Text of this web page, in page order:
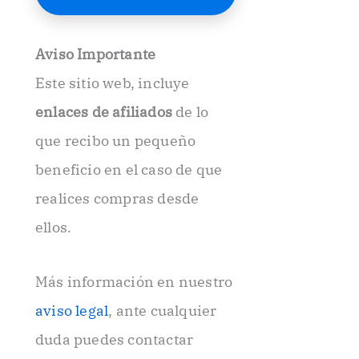
E
c
t
r
ó
i
o
.
Aviso Importante
Este sitio web, incluye
enlaces de afiliados de lo
que recibo un pequeño
beneficio en el caso de que
realices compras desde
ellos.
Más información en nuestro
aviso legal, ante cualquier
duda puedes contactar